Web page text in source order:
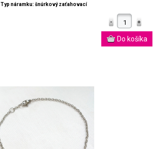
Typ náramku: šnúrkový zaťahovací